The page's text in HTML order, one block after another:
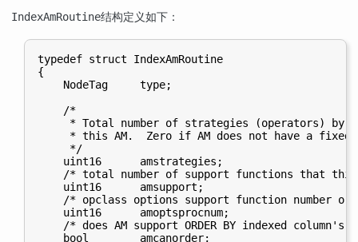
IndexAmRoutine结构定义如下：
typedef struct IndexAmRoutine
{
    NodeTag     type;
    /*
* Total number of strategies (operators) by
* this AM.  Zero if AM does not have a fixed
     */
    uint16      amstrategies;
/* total number of support functions that
    uint16      amsupport;
/* opclass options support function number or
    uint16      amoptsprocnum;
/* does AM support ORDER BY indexed column's
    bool        amcanorder;